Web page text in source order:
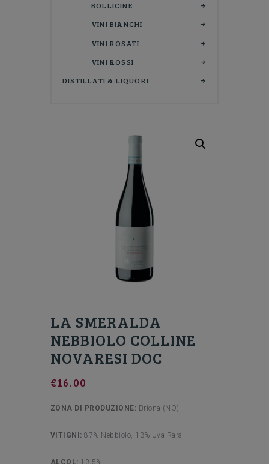
LA SMERALDA
NEBBIOLO COLLINE
NOVARESI DOC
€16.00
ZONA DI PRODUZIONE: Briona (NO)
VITIGNI:87% Nebbiolo, 13% Uva Rara
ALCOL: 13.5%
BOLLICINE
VINI BIANCHI
VINI ROSATI
VINI ROSSI
DISTILLATI & LIQUORI